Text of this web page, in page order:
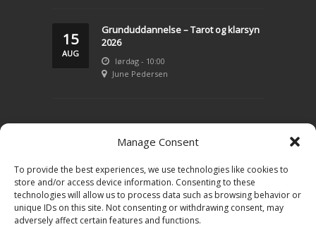
Manage Consent
To provide the best experiences, we use technologies like cookies to
store and/or access device information. Consenting to these
technologies will allow us to process data such as browsing behavior or
unique IDs on this site. Not consenting or withdrawing consent, may
adversely affect certain features and functions.
15
AUG
Grunduddannelse – Tarot og klarsyn
2026
lørdag - 10:00
June Pedersen
LIVSVEJLEDNING
Konsultation – klarsyn
Tarot